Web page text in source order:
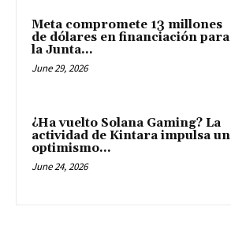
Meta compromete 13 millones
de dólares en financiación para
la Junta...
June 29, 2026
¿Ha vuelto Solana Gaming? La
actividad de Kintara impulsa un
optimismo...
June 24, 2026